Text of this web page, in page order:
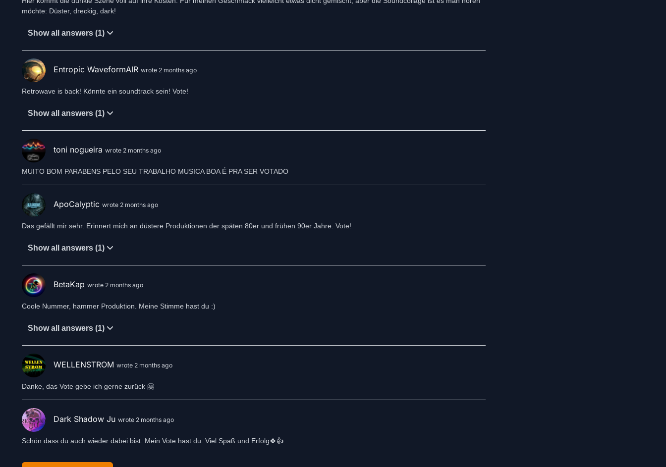
möchte: Düster, dreckig, dark!
Show all answers (1)
Entropic WaveformAIR wrote 2 months ago
Retrowave is back! Könnte ein soundtrack sein! Vote!
Show all answers (1)
toni nogueira wrote 2 months ago
MUITO BOM PARABENS PELO SEU TRABALHO MUSICA BOA É PRA SER VOTADO
ApoCalyptic wrote 2 months ago
Das gefällt mir sehr. Erinnert mich an düstere Produktionen der späten 80er und frühen 90er Jahre. Vote!
Show all answers (1)
BetaKap wrote 2 months ago
Coole Nummer, hammer Produktion. Meine Stimme hast du :)
Show all answers (1)
WELLENSTROM wrote 2 months ago
Danke, das Vote gebe ich gerne zurück 🤗
Dark Shadow Ju wrote 2 months ago
Schön dass du auch wieder dabei bist. Mein Vote hast du. Viel Spaß und Erfolg🍀👍